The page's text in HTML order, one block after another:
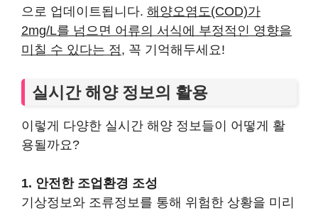
으로 업데이트됩니다. 해양오염도(COD)가
2mg/L를 넘으면 어류의 서식에 부정적인 영향을
미칠 수 있다는 점, 꼭 기억해두세요!
실시간 해양 정보의 활용
이렇게 다양한 실시간 해양 정보들이 어떻게 활
용될까요?
1. 안전한 조업환경 조성
기상정보와 조류정보를 통해 위험한 상황을 미리